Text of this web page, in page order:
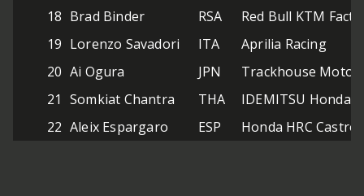
18 Brad Binder RSA
Red Bull KTM
19 Lorenzo Savadori ITA
Aprilia Racing
20 Ai Ogura JPN
Trackhouse
21 Somkiat Chantra THA
IDEMITSU Honda
22 Aleix Espargaro ESP Honda HRC Castrol